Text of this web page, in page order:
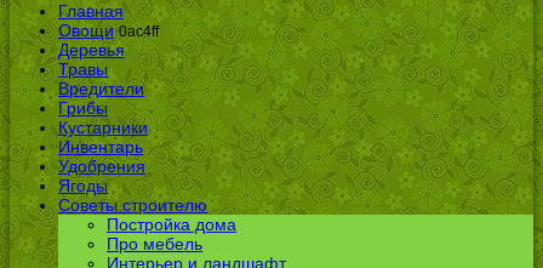
Главная
Овощи 0ac4ff
Деревья
Травы
Вредители
Грибы
Кустарники
Инвентарь
Удобрения
Ягоды
Советы строителю
Постройка дома
Про мебель
Интерьер и ландшафт